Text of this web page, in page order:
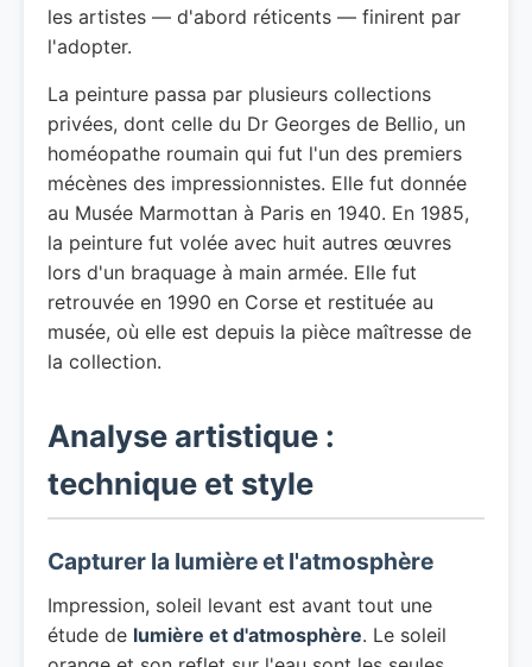
les artistes — d'abord réticents — finirent par
l'adopter.
La peinture passa par plusieurs collections
privées, dont celle du Dr Georges de Bellio, un
homéopathe roumain qui fut l'un des premiers
mécènes des impressionnistes. Elle fut donnée
au Musée Marmottan à Paris en 1940. En 1985,
la peinture fut volée avec huit autres œuvres
lors d'un braquage à main armée. Elle fut
retrouvée en 1990 en Corse et restituée au
musée, où elle est depuis la pièce maîtresse de
la collection.
Analyse artistique :
technique et style
Capturer la lumière et l'atmosphère
Impression, soleil levant est avant tout une
étude de lumière et d'atmosphère. Le soleil